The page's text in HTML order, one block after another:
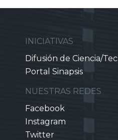
INICIATIVAS
Difusión de Ciencia/Tec
Portal Sinapsis
NUESTRAS REDES
Facebook
Instagram
Twitter